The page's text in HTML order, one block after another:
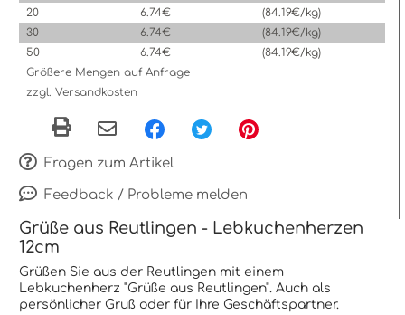
20
6.74€
(84.19€/kg)
30
6.74€
(84.19€/kg)
50
6.74€
(84.19€/kg)
Größere Mengen auf Anfrage
zzgl. Versandkosten
Fragen zum Artikel
Feedback / Probleme melden
Grüße aus Reutlingen - Lebkuchenherzen
12cm
Grüßen Sie aus der Reutlingen mit einem
Lebkuchenherz "Grüße aus Reutlingen". Auch als
persönlicher Gruß oder für Ihre Geschäftspartner.